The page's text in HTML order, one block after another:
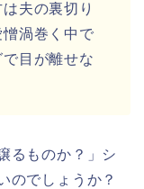
夫の裏切り
渦巻く中で
目が離せな
るものか？」シ
のでしょうか？